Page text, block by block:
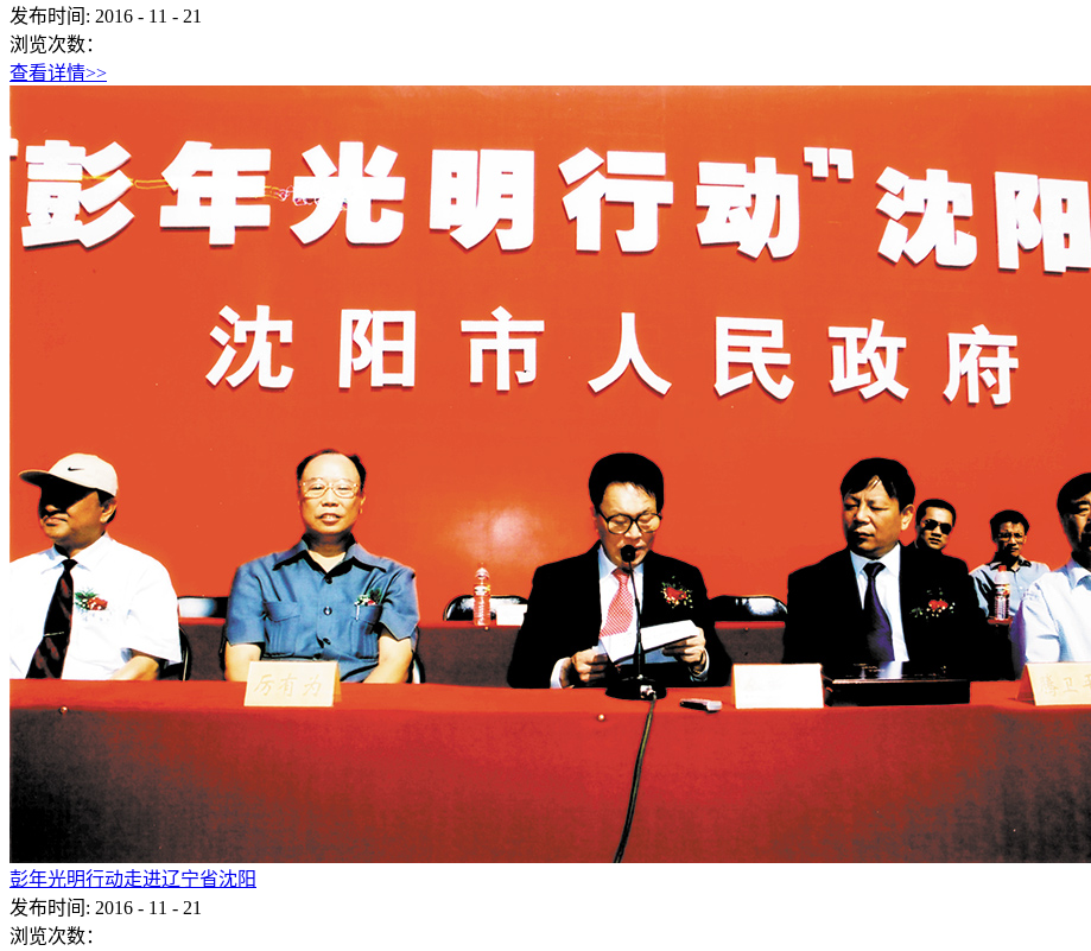
发布时间: 2016 - 11 - 21
浏览次数：
查看详情>>
彭年光明行动走进辽宁省沈阳
发布时间: 2016 - 11 - 21
浏览次数：